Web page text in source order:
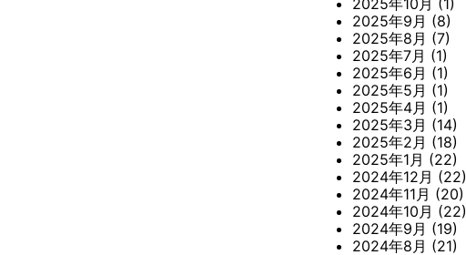
2025年9月 (8)
2025年8月 (7)
2025年7月 (1)
2025年6月 (1)
2025年5月 (1)
2025年4月 (1)
2025年3月 (14)
2025年2月 (18)
2025年1月 (22)
2024年12月 (22)
2024年11月 (20)
2024年10月 (22)
2024年9月 (19)
2024年8月 (21)